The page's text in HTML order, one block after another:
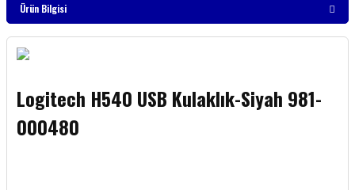
Ürün Bilgisi
Logitech H540 USB Kulaklık-Siyah 981-
000480